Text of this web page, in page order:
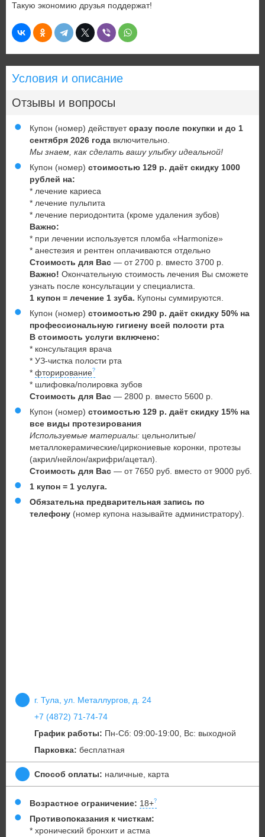
Такую экономию друзья поддержат!
Условия и описание
Отзывы и вопросы
Купон (номер) действуетсразу после покупки и до 1
сентября 2026 года включительно.
Мы знаем, как сделать вашу улыбку идеальной!
Купон (номер) стоимостью 129 р. даёт скидку 1000
рублей на:
* лечение кариеса
* лечение пульпита
* лечение периодонтита (кроме удаления зубов)
Важно:
* при лечении используется пломба «Harmonize»
* анестезия и рентген оплачиваются отдельно
Стоимость для Вас — от 2700 р. вместо 3700 р.
Важно! Окончательную стоимость лечения Вы сможете
узнать после консультации у специалиста.
1 купон = лечение 1 зуба. Купоны суммируются.
Купон (номер) стоимостью 290 р. даёт скидку 50% на
профессиональную гигиену всей полости рта
В стоимость услуги включено:
* консультация врача
* УЗ-чистка полости рта
* фторирование
* шлифовка/полировка зубов
Стоимость для Вас — 2800 р. вместо 5600 р.
Купон (номер) стоимостью 129 р. даёт скидку 15% на
все виды протезирования
Используемые материалы: цельнолитые/
металлокерамические/циркониевые коронки, протезы
(акрил/нейлон/акрифри/ацетал).
Стоимость для Вас — от 7650 руб. вместо от 9000 руб.
1 купон = 1 услуга.
Обязательна предварительная запись по
телефону (номер купона называйте администратору).
г. Тула, ул. Металлургов, д. 24
+7 (4872) 71-74-74
График работы: Пн-Сб: 09:00-19:00, Вс: выходной
Парковка: бесплатная
Способ оплаты: наличные, карта
Возрастное ограничение: 18+
Противопоказания к чисткам:
* хронический бронхит и астма